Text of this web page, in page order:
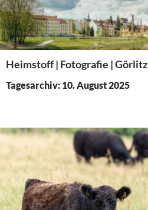
Zum
Inhalt
springen
Heimstoff | Fotografie | Görlitz
Tagesarchiv: 10. August 2025